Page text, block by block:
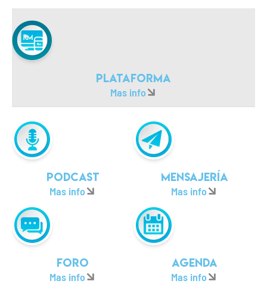
Plataforma
Mas info
Podcast
Mas info
Mensajería
Mas info
Foro
Mas info
Agenda
Mas info